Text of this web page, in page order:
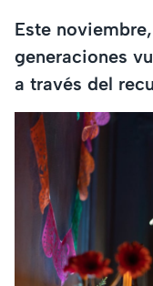
Este
generaciones
a través del